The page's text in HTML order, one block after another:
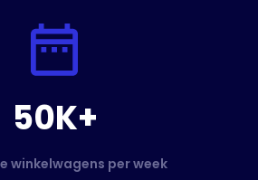
50K+
winkelwagens per week